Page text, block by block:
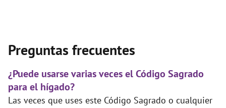
Preguntas frecuentes
¿Puede usarse varias veces el Código Sagrado
para el hígado?
Las veces que uses este Código Sagrado o cualquier